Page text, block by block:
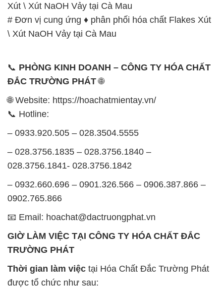
Xút \ Xút NaOH Vảy tại Cà Mau
# Đơn vị cung ứng ♦ phân phối hóa chất Flakes Xút
\ Xút NaOH Vảy tại Cà Mau
📞 PHÒNG KINH DOANH – CÔNG TY HÓA CHẤT
ĐẮC TRƯỜNG PHÁT🌐
🌐 Website: https://hoachatmientay.vn/
📞 Hotline:
– 0933.920.505 – 028.3504.5555
– 028.3756.1835 – 028.3756.1840 –
028.3756.1841- 028.3756.1842
– 0932.660.696 – 0901.326.566 – 0906.387.866 –
0902.765.866
📧 Email: hoachat@dactruongphat.vn
GIỜ LÀM VIỆC TẠI CÔNG TY HÓA CHẤT ĐẮC
TRƯỜNG PHÁT
Thời gian làm việc tại Hóa Chất Đắc Trường Phát
được tổ chức như sau: